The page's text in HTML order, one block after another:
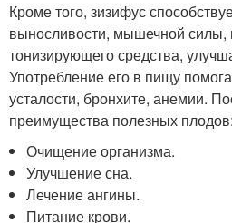
Кроме того, зизифус
выносливости, мышечной силы,
тонизирующего средства,
Употребление его в пищу
усталости, бронхите, анемии.
преимущества полезных плодов:
Очищение организма.
Улучшение сна.
Лечение ангины.
Питание крови.